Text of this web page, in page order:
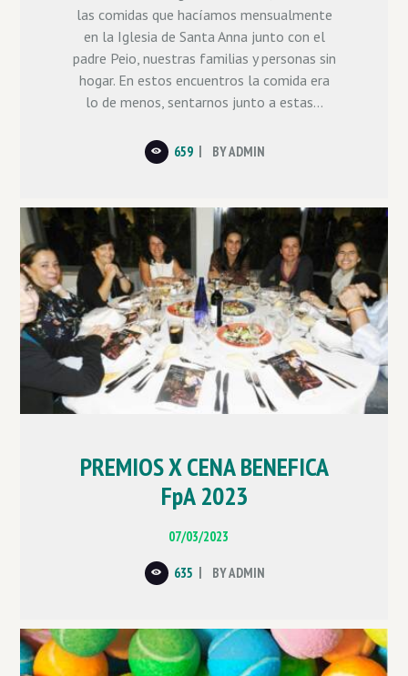
las comidas que hacíamos mensualmente
en la Iglesia de Santa Anna junto con el
padre Peio, nuestras familias y personas sin
hogar. En estos encuentros la comida era
lo de menos, sentarnos junto a estas...
659 BYADMIN
PREMIOS X CENA BENEFICA
FpA 2023
07/03/2023
635 BYADMIN